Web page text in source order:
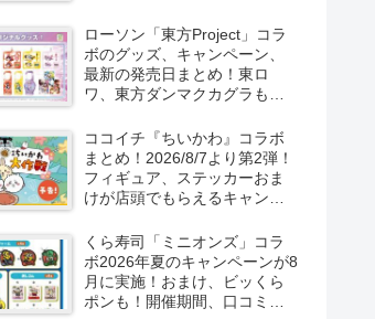
ローソン「東方Project」コラ
ボのグッズ、キャンペーン、
最新の発売日まとめ！東ロ
ワ、東方ダンマクカグラも！
LostWordのプラモ風アクキ
ー、カラビナ、クリアファイ
ルが2026/8/7より新発売！
ココイチ『ちいかわ』コラボ
まとめ！2026/8/7より第2弾！
フィギュア、ステッカーおま
けが店頭でもらえるキャンペ
る！
くら寿司「ミニオンズ」コラ
ボ2026年夏のキャンペーンが8
月に実施！おまけ、ビッくら
ポンも！開催期間、口コミ、